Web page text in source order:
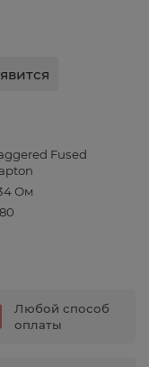
Fused
Ом
Любой способ
оплаты